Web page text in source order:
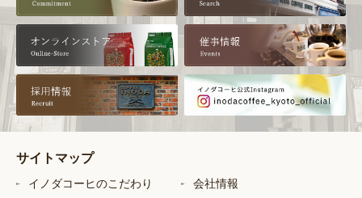
サイトマップ
イノダコーヒのこだわり
会社情報